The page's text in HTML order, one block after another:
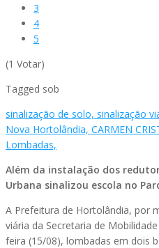
3
4
5
(1 Votar)
Tagged sob
sinalização de solo, sinalização
Nova Hortolândia, CARMEN
Lombadas,
Além da instalação dos
Urbana sinalizou escola no
A Prefeitura de Hortolândia, por
viária da Secretaria de
feira (15/08), lombadas em dois